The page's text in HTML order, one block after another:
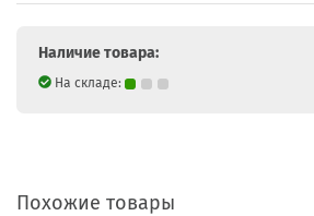
Наличие товара:
На складе:
Похожие товары